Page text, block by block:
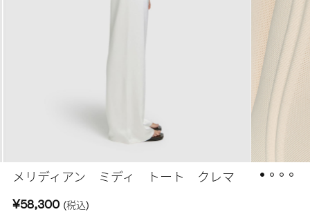
メリディアン ミディ トート クレマ
¥58,300 (税込)